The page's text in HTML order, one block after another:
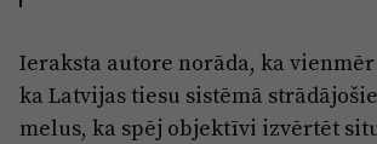
Ieraksta autore norāda, ka
ka Latvijas tiesu sistēmā
melus, ka spēj objektīvi izvērtēt